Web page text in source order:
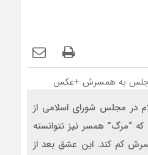
در مجلس شورای اسلامی از
“مرگ” همسر نیز نتوانسته
کم کند. این عشق بعد از